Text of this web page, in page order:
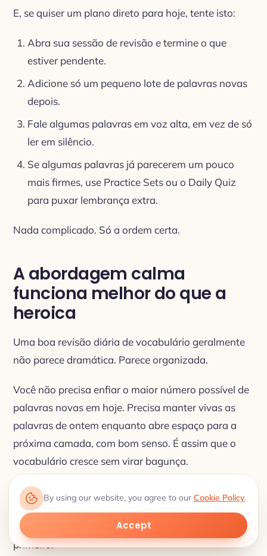
E, se quiser um plano direto para hoje, tente isto:
Abra sua sessão de revisão e termine o que
estiver pendente.
Adicione só um pequeno lote de palavras novas
depois.
Fale algumas palavras em voz alta, em vez de só
ler em silêncio.
Se algumas palavras já parecerem um pouco
mais firmes, use Practice Sets ou o Daily Quiz
para puxar lembrança extra.
Nada complicado. Só a ordem certa.
A abordagem calma
funciona melhor do que a
heroica
Uma boa revisão diária de vocabulário geralmente
não parece dramática. Parece organizada.
Você não precisa enfiar o maior número possível de
palavras novas em hoje. Precisa manter vivas as
palavras de ontem enquanto abre espaço para a
próxima camada, com bom senso. É assim que o
vocabulário cresce sem virar bagunça.
Então, se você continua em dúvida entre começar
por palavras novas ou revisões, a resposta é bem
simples na maioria dos casos: faça as revisões
primeiro.
By using our website, you agree to our Cookie Policy.
Accept